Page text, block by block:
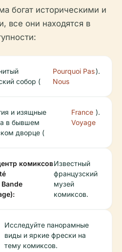
богат историческими и
все они находятся в
собор (
Pourquoi Pas
Nous
).
и изящные
в бывшем
дворце (
France
Voyage
).
комиксовИзвестный
французский
музей
комиксов.
Исследуйте панорамные
виды и яркие фрески на
тему комиксов.